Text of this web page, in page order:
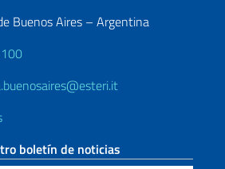
Buenos Aires – Argentina
boletín de noticias